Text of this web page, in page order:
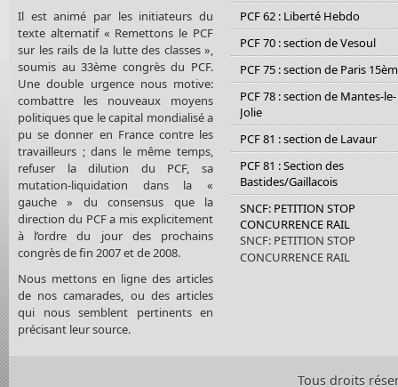
Il est animé par les initiateurs du
texte alternatif « Remettons le PCF
sur les rails de la lutte des classes »,
soumis au 33ème congrès du PCF.
Une double urgence nous motive:
combattre les nouveaux moyens
politiques que le capital mondialisé a
pu se donner en France contre les
travailleurs ; dans le même temps,
refuser la dilution du PCF, sa
mutation-liquidation dans la «
gauche » du consensus que la
direction du PCF a mis explicitement
à l’ordre du jour des prochains
congrès de fin 2007 et de 2008.
Nous mettons en ligne des articles
de nos camarades, ou des articles
qui nous semblent pertinents en
précisant leur source.
PCF 62 : Liberté Hebdo
PCF 70 : section de Vesoul
PCF 75 : section de Paris
PCF 78 : section de Mantes-le-
Jolie
PCF 81 : section de Lavaur
PCF 81 : Section des
Bastides/Gaillacois
SNCF: PETITION STOP
CONCURRENCE RAIL
SNCF: PETITION STOP
CONCURRENCE RAIL
Tous droits